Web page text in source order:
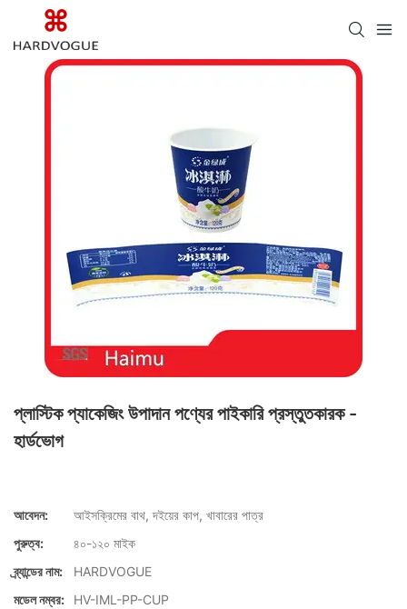
প্লাস্টিক প্যাকেজিং উপাদান পণ্যের পাইকারি প্রস্তুতকারক -
হার্ডভোগ
আবেদন:
আইসক্রিমের বাথ, দইয়ের কাপ, খাবারের পাত্র
পুরুত্ব:
৪০-১২০ মাইক
ব্র্যান্ডের নাম:
HARDVOGUE
মডেল নম্বর:
HV-IML-PP-CUP